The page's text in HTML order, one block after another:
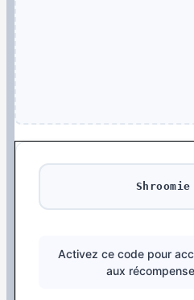
Shroomie
Activez ce code pour
aux